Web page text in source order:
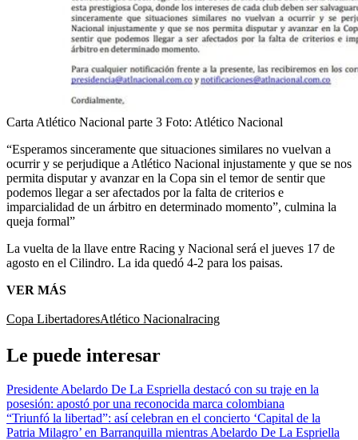
Carta Atlético Nacional parte 3 Foto: Atlético Nacional
“Esperamos sinceramente que situaciones similares no vuelvan a
ocurrir y se perjudique a Atlético Nacional injustamente y que se nos
permita disputar y avanzar en la Copa sin el temor de sentir que
podemos llegar a ser afectados por la falta de criterios e
imparcialidad de un árbitro en determinado momento”, culmina la
queja formal”
La vuelta de la llave entre Racing y Nacional será el jueves 17 de
agosto en el Cilindro. La ida quedó 4-2 para los paisas.
VER MÁS
Copa LibertadoresAtlético Nacionalracing
Le puede interesar
Presidente Abelardo De La Espriella destacó con su traje en la
posesión: apostó por una reconocida marca colombiana
“Triunfó la libertad”: así celebran en el concierto ‘Capital de la
Patria Milagro’ en Barranquilla mientras Abelardo De La Espriella